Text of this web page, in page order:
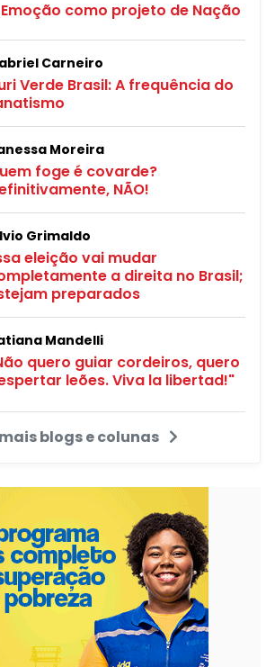
como projeto de Nação
Carneiro
Verde Brasil: A frequência do
Moreira
foge é covarde?
NÃO!
Grimaldo
eleição vai mudar
a direita no Brasil;
preparados
Mandelli
quero guiar cordeiros, quero
leões. Viva la libertad!"
blogs e colunas